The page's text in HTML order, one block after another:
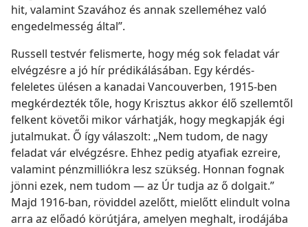
hit, valamint Szavához és annak szelleméhez való
engedelmesség által”.
Russell testvér felismerte, hogy még sok feladat vár
elvégzésre a jó hír prédikálásában. Egy kérdés-
feleletes ülésen a kanadai Vancouverben, 1915-ben
megkérdezték tőle, hogy Krisztus akkor élő szellemtől
felkent követői mikor várhatják, hogy megkapják égi
jutalmukat. Ő így válaszolt: „Nem tudom, de nagy
feladat vár elvégzésre. Ehhez pedig atyafiak ezreire,
valamint pénzmilliókra lesz szükség. Honnan fognak
jönni ezek, nem tudom — az Úr tudja az ő dolgait.”
Majd 1916-ban, röviddel azelőtt, mielőtt elindult volna
arra az előadó körútjára, amelyen meghalt, irodájába